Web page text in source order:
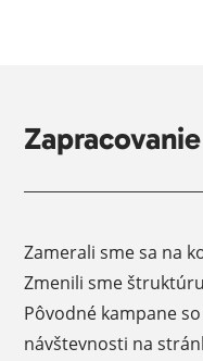
Zapracovanie
Zamerali sme sa na
Zmenili sme
Pôvodné kampane
návštevnosti na